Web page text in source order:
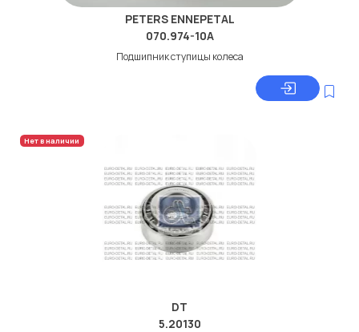
PETERS ENNEPETAL
070.974-10A
Подшипник ступицы колеса
Нет в наличии
DT
5.20130